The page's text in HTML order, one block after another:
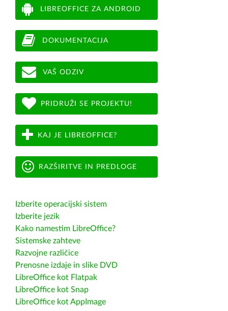
LIBREOFFICE ZA ANDROID
DOKUMENTACIJA
VAŠ ODZIV
PRIDRUŽI SE PROJEKTU!
KAJ JE LIBREOFFICE?
RAZŠIRITVE IN PREDLOGE
Izberite operacijski sistem
Izberite jezik
Kako namestim LibreOffice?
Sistemske zahteve
Razvojne različice
Prenosne izdaje in slike DVD
LibreOffice kot Flatpak
LibreOffice kot Snap
LibreOffice kot AppImage